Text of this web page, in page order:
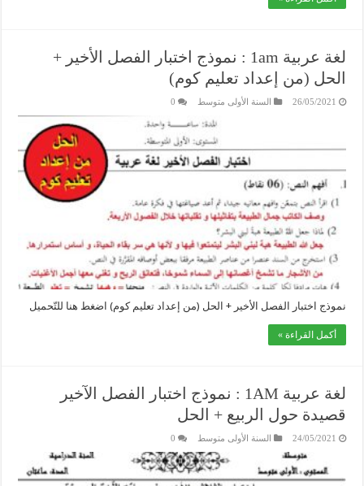
لغة عربية 1am : نموذج اختبار الفصل الأخير +
الحل (من إعداد تعليم كوم)
26/05/2021 السنة الأولى متوسط 0
نموذج اختبار الفصل الأخير + الحل (من إعداد تعليم كوم) اضغط هنا للتّحميل
أكمل القراءة »
لغة عربية 1AM : نموذج اختبار الفصل الآخير
قصيدة حول الربيع + الحل
24/05/2021 السنة الأولى متوسط 0